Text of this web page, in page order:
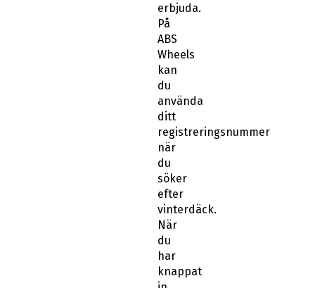
erbjuda.
På
ABS
Wheels
kan
du
använda
ditt
registreringsnummer
när
du
söker
efter
vinterdäck.
När
du
har
knappat